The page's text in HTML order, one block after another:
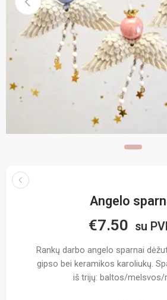
Angelo
€7.50 su
Rankų darbo angelo sparnai
gipso bei keramikos karoliukų.
iš trijų: baltos/melsvos/